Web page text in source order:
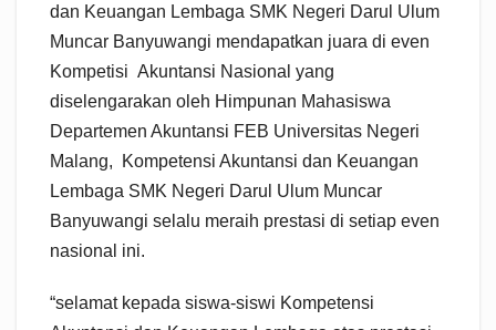
dan Keuangan Lembaga SMK Negeri Darul Ulum
Muncar Banyuwangi mendapatkan juara di even
Kompetisi Akuntansi Nasional yang
diselengarakan oleh Himpunan Mahasiswa
Departemen Akuntansi FEB Universitas Negeri
Malang, Kompetensi Akuntansi dan Keuangan
Lembaga SMK Negeri Darul Ulum Muncar
Banyuwangi selalu meraih prestasi di setiap even
nasional ini.
“selamat kepada siswa-siswi Kompetensi